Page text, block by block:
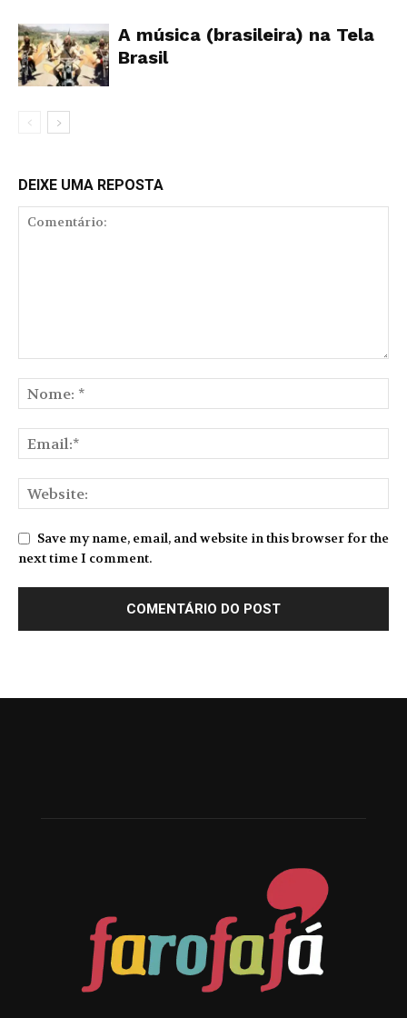
A música (brasileira) na Tela
Brasil
DEIXE UMA REPOSTA
Save my name, email, and website in this browser for the
next time I comment.